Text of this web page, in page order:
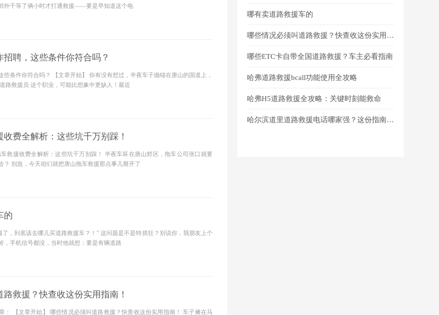
外干等了俩小时才打通救援——要是早知道这个电
聘，这些条件你符合吗？
些条件你符合吗？ 【文章开始】 你有没有想过，半夜车子抛锚在唐山的国道上，
路救援员 这个职业，可能比想象中更缺人！最近
费全解析：这些坑千万别踩！
救援收费全解析：这些坑千万别踩！ 半夜车坏在唐山郊区，拖车公司张口就要
？ 别急，今天咱们就把唐山拖车救援那点事儿掰开了
的
，到底该去哪儿买道路救援车？！” 这问题是不是特抓狂？别说你，我朋友上个
，手机信号都没，当时他就想：要是有辆道路
救援？快查收这份实用指南！
： 【文章开始】 哪些情况必须叫道路救援？快查收这份实用指南！ 车子瘫在马
哪有卖道路救援车的
哪些情况必须叫道路救援？快查收这份实用指南！
哪些ETC卡自带全国道路救援？车主必看指南
哈弗道路救援bcall功能使用全攻略
哈弗H5道路救援全攻略：关键时刻能救命
哈尔滨道里道路救援电话哪家强？这份指南能救命！